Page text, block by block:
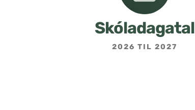
Skóladagatal
2026 TIL 2027